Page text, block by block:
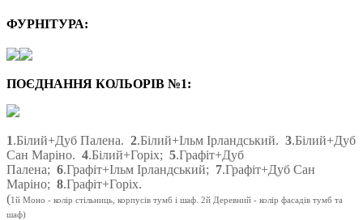
ФУРНІТУРА:
ПОЄДНАННЯ КОЛЬОРІВ №1:
1.Білий+Дуб Палена. 2.Білий+Ільм Ірландський. 3.Білий+Дуб
Сан Маріно. 4.Білий+Горіх; 5.Графіт+Дуб
Палена; 6.Графіт+Ільм Ірландський; 7.Графіт+Дуб Сан
Маріно; 8.Графіт+Горіх.
(1й Моно - колір стільниць, корпусів тумб і шаф. 2й Деревний - колір фасадів тумб та
шаф)